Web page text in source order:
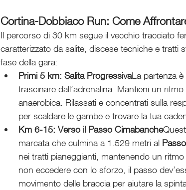
Cortina-Dobbiaco Run: Come
Il percorso di 30 km segue il vecchio tracciato
caratterizzato da salite, discese tecniche e tratti
fase della gara:
Primi 5 km: Salita ProgressivaLa partenza
trascinare dall’adrenalina. Mantieni un
anaerobica. Rilassati e concentrati sulla
per scaldare le gambe e trovare la tua
Km 6-15: Verso il Passo Cimabanche
marcata che culmina a 1.529 metri al
nei tratti pianeggianti, mantenendo un
non eccedere con lo sforzo, il passo
movimento delle braccia per aiutare la